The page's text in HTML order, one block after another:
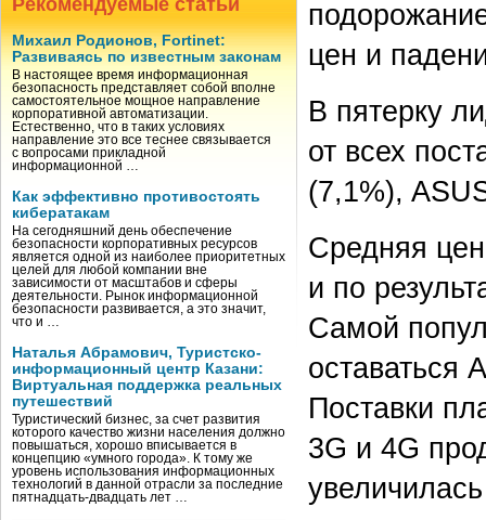
Рекомендуемые статьи
Михаил Родионов, Fortinet:
Развиваясь по известным законам
В настоящее время информационная
безопасность представляет собой вполне
самостоятельное мощное направление
корпоративной автоматизации.
Естественно, что в таких условиях
направление это все теснее связывается
с вопросами прикладной
информационной …
Как эффективно противостоять
кибератакам
На сегодняшний день обеспечение
безопасности корпоративных ресурсов
является одной из наиболее приоритетных
целей для любой компании вне
зависимости от масштабов и сферы
деятельности. Рынок информационной
безопасности развивается, а это значит,
что и …
Наталья Абрамович, Туристско-
информационный центр Казани:
Виртуальная поддержка реальных
путешествий
Туристический бизнес, за счет развития
которого качество жизни населения должно
повышаться, хорошо вписывается в
концепцию «умного города». К тому же
уровень использования информационных
технологий в данной отрасли за последние
пятнадцать-двадцать лет …
цен и
В пятерку
от всех
(7,1%),
Средняя
и по
Самой
оставаться
Поставки
3G и 4G